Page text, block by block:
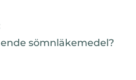
sömnläkemedel?